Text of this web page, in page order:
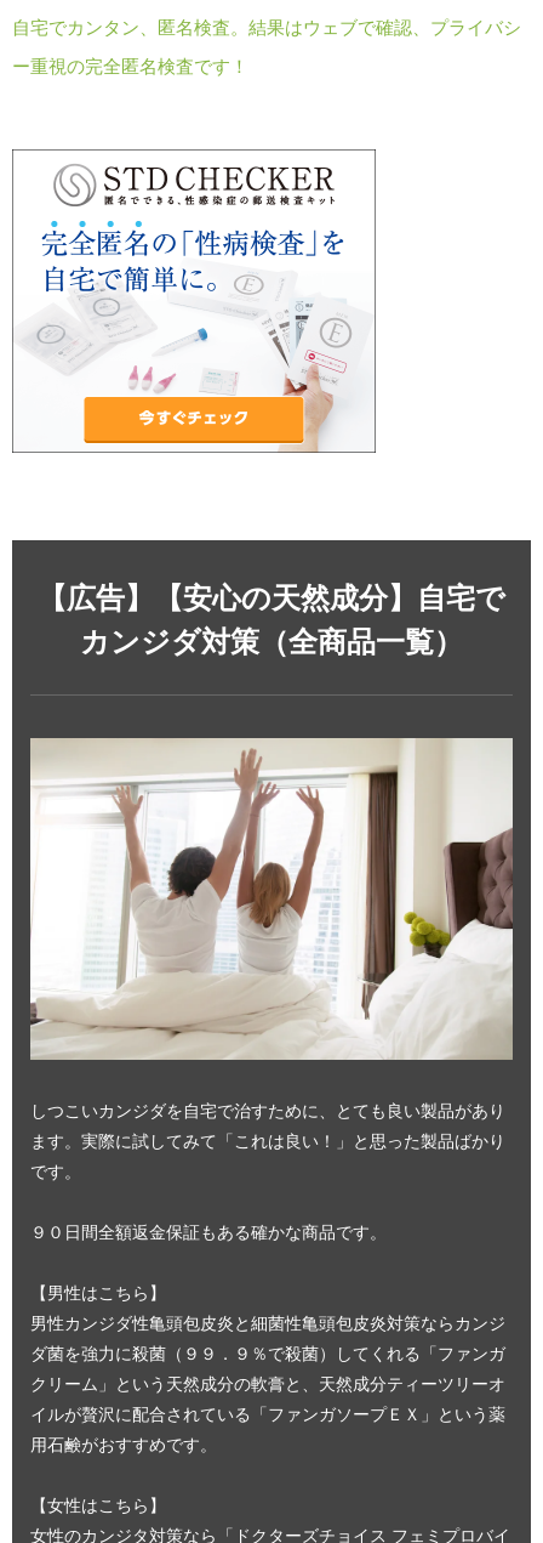
自宅でカンタン、匿名検査。結果はウェブで確認、プライバシ
ー重視の完全匿名検査です！
【広告】【安心の天然成分】自宅で
カンジダ対策（全商品一覧）
しつこいカンジダを自宅で治すために、とても良い製品があり
ます。実際に試してみて「これは良い！」と思った製品ばかり
です。
９０日間全額返金保証もある確かな商品です。
【男性はこちら】
男性カンジダ性亀頭包皮炎と細菌性亀頭包皮炎対策ならカンジ
ダ菌を強力に殺菌（９９．９％で殺菌）してくれる「ファンガ
クリーム」という天然成分の軟膏と、天然成分ティーツリーオ
イルが贅沢に配合されている「ファンガソープＥＸ」という薬
用石鹸がおすすめです。
【女性はこちら】
女性のカンジタ対策なら「ドクターズチョイス フェミプロバイ